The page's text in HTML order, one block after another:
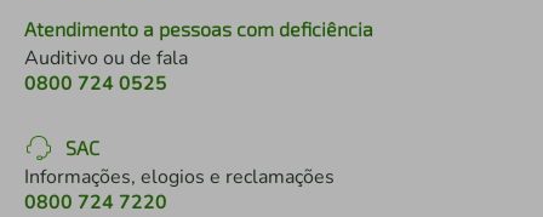
Atendimento a pessoas com deficiência
Auditivo ou de fala
0800 724 0525
SAC
Informações, elogios e reclamações
0800 724 7220